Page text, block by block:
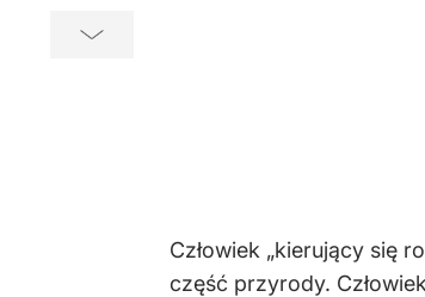
Człowiek „kierujący się
część przyrody.